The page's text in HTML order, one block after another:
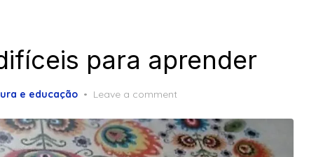
para aprender
e educação Leave a comment